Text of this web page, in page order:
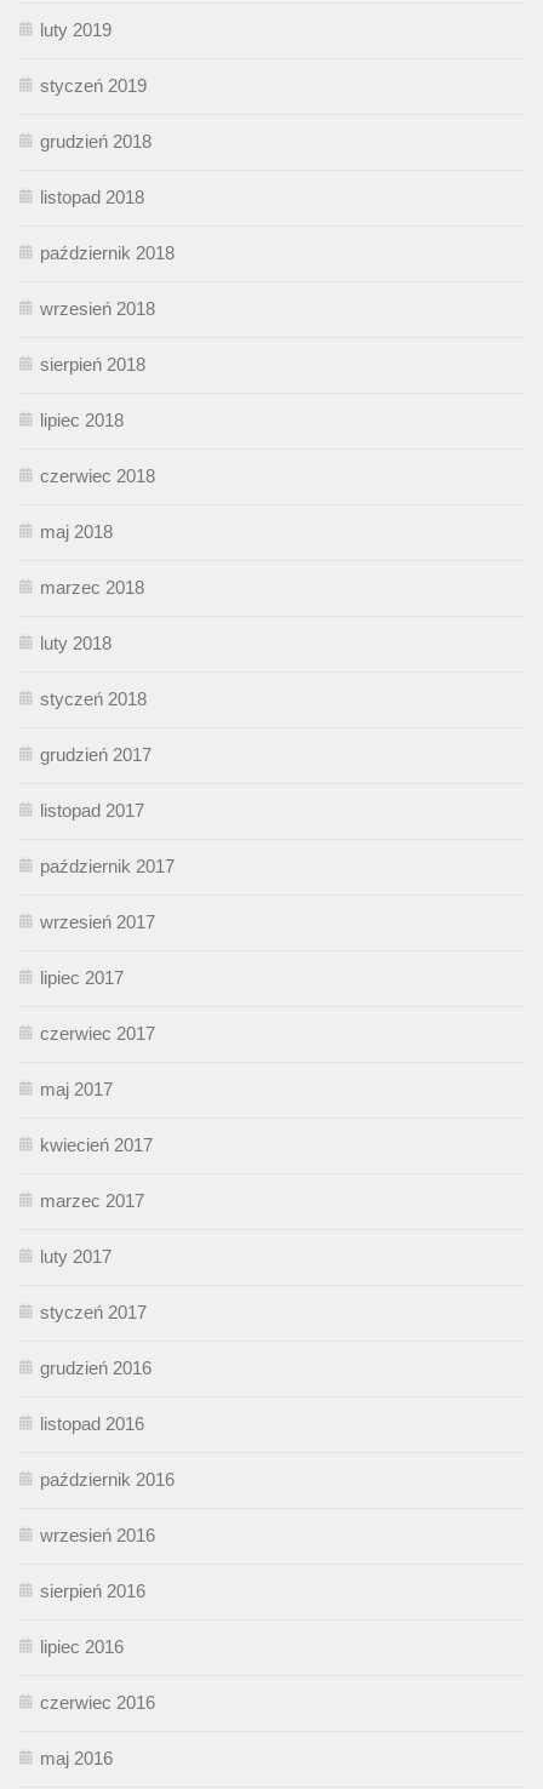
luty 2019
styczeń 2019
grudzień 2018
listopad 2018
październik 2018
wrzesień 2018
sierpień 2018
lipiec 2018
czerwiec 2018
maj 2018
marzec 2018
luty 2018
styczeń 2018
grudzień 2017
listopad 2017
październik 2017
wrzesień 2017
lipiec 2017
czerwiec 2017
maj 2017
kwiecień 2017
marzec 2017
luty 2017
styczeń 2017
grudzień 2016
listopad 2016
październik 2016
wrzesień 2016
sierpień 2016
lipiec 2016
czerwiec 2016
maj 2016